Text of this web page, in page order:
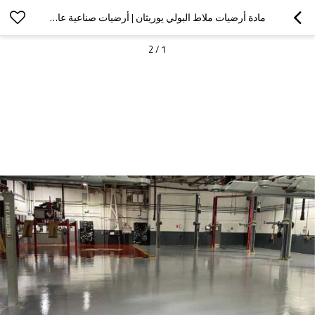
مادة أرضيات ملاط البولي يوريثان | أرضيات صناعية عالية القوة ومقاومة للعوامل الجوية
1
/
2